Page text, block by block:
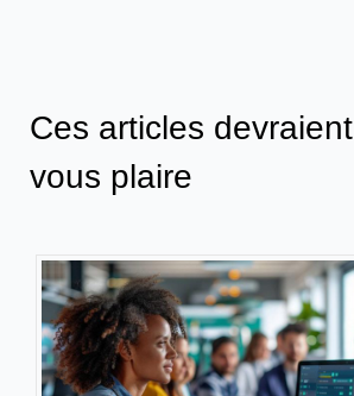
Ces articles devraient
vous plaire